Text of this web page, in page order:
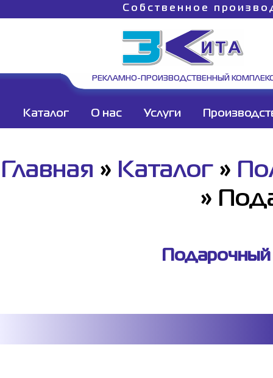
Собственное
РЕКЛАМНО-ПРОИЗВОДСТВЕННЫЙ
Каталог О нас Услуги
Главная » Каталог»
»
Подарочный